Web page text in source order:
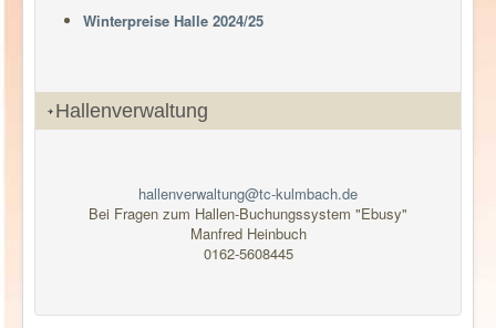
Winterpreise Halle 2024/25
Hallenverwaltung
hallenverwaltung@tc-kulmbach.de
Bei Fragen zum Hallen-Buchungssystem "Ebusy"
Manfred Heinbuch
0162-5608445